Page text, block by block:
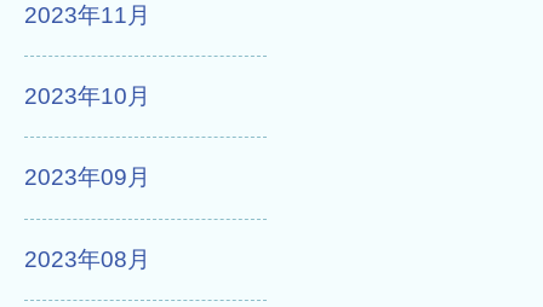
2023年11月
2023年10月
2023年09月
2023年08月